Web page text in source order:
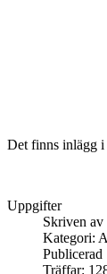
Det finns inlägg i
Uppgifter
Skriven av
Kategori:
Publicerad
Träffar: